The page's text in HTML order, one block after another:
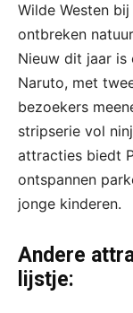
Wilde Westen
ontbreken
Nieuw dit jaar is
Naruto, met
bezoekers
stripserie vol
attracties biedt
ontspannen
jonge kinderen.
Andere
lijstje: